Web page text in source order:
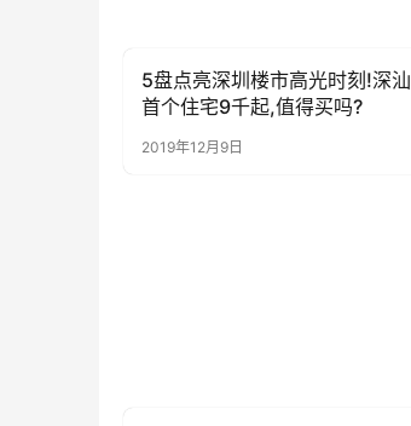
母婴亲子
5盘点亮深圳楼市高光时刻!深汕
首个住宅9千起,值得买吗?
2019年12月9日